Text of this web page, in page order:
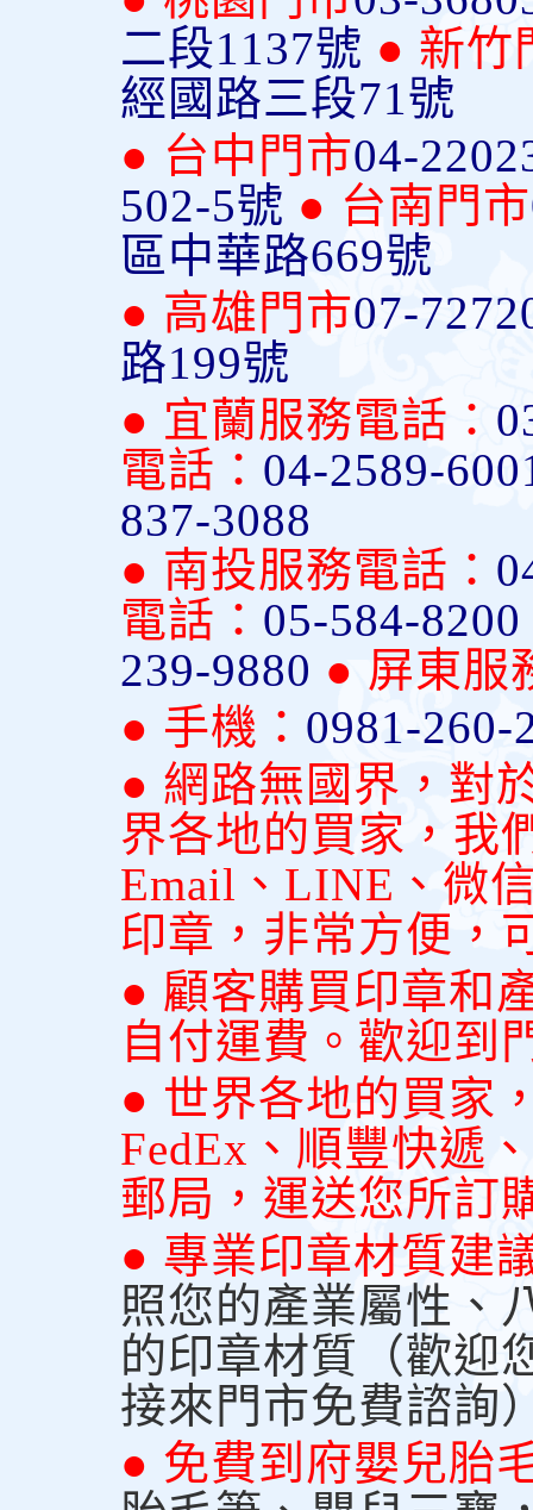
二段1137號 ● 新竹
經國路三段71號
● 台中門市04-
502-5號 ● 台南門市
區中華路669號
● 高雄門市07-
路199號
● 宜蘭服務電話：
電話： 04-2589-
837-3088
● 南投服務電話：
電話： 05-584-8200
239-9880 ● 屏東服
● 手機： 0981-260-
● 網路無國界，對
界各地的買家，我
Email、LINE、微
印章，非常方便，
● 顧客購買印章和
自付運費。歡迎到
● 世界各地的買家
FedEx、順豐快遞
郵局，運送您所訂
● 專業印章材質建
照您的產業屬性、
的印章材質（歡迎
接來門市免費諮詢
● 免費到府嬰兒胎